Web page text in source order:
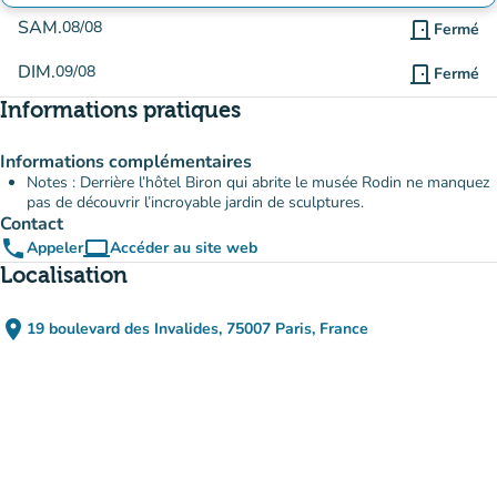
SAM.08/08 door_front Fermé
DIM.09/08 door_front Fermé
Informations pratiques
Informations complémentaires
Notes : Derrière l’hôtel Biron qui abrite le musée Rodin ne manquez
pas de découvrir l’incroyable jardin de sculptures.
Contact
phoneAppelercomputerAccéder au site web
(nouvel onglet)
Localisation
place 19 boulevard des Invalides, 75007 Paris, France
(ouvrir dans Google Maps)
(nouvel onglet)